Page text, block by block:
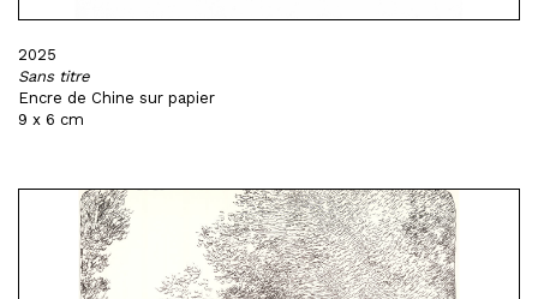
2025
Sans titre
Encre de Chine sur papier
9 x 6 cm